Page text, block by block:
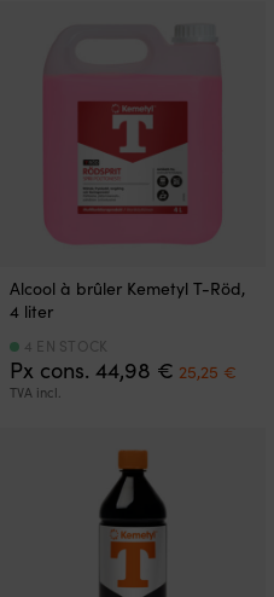
Alcool à brûler Kemetyl T-Röd,
4 liter
Px cons. 44,98 € Le
prix
25,25 €
TVA incl.
4 EN STOCK